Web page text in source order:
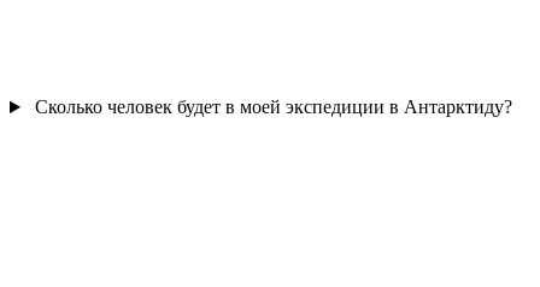
Сколько человек будет в моей экспедиции в Антарктиду?